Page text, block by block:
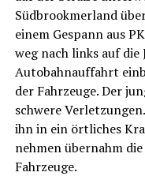
Süd­brook­mer­land
einem Gespann aus
weg nach links auf
Auto­bahn­auf­fahrt
der Fahr­zeu­ge. Der
schwe­re
ihn in ein ört­li­ches
neh­men über­nahm
Fahrzeuge.